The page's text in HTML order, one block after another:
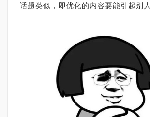
话题类似，即优化的内容要能引起别